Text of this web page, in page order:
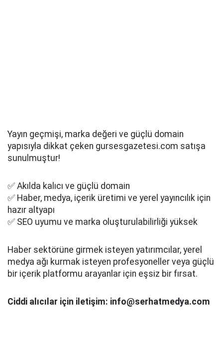
Yayın geçmişi, marka değeri ve güçlü domain
yapısıyla dikkat çeken gursesgazetesi.com satışa
sunulmuştur!
✅ Akılda kalıcı ve güçlü domain
✅ Haber, medya, içerik üretimi ve yerel yayıncılık için
hazır altyapı
✅ SEO uyumu ve marka oluşturulabilirliği yüksek
Haber sektörüne girmek isteyen yatırımcılar, yerel
medya ağı kurmak isteyen profesyoneller veya güçlü
bir içerik platformu arayanlar için eşsiz bir fırsat.
Ciddi alıcılar için iletişim: info@serhatmedya.com